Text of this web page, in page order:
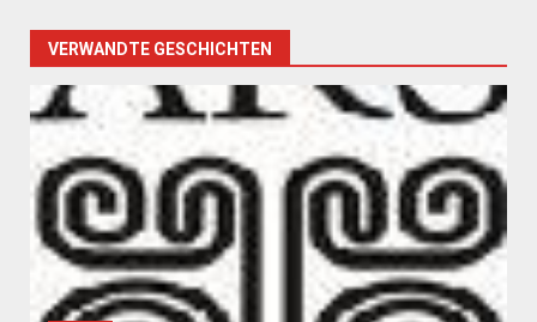
VERWANDTE GESCHICHTEN